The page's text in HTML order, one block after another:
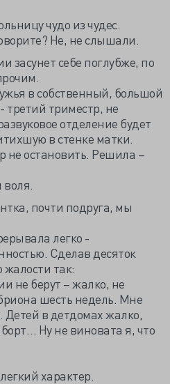
чудо из чудес.
Не, не слышали.
засунет себе поглубже, по
в собственный, большой
триместр, не
отделение будет
в стенке матки.
остановить. Решила –
почти подруга, мы
легко -
Сделав десяток
жалости так:
не берут – жалко, не
шесть недель. Мне
в детдомах жалко,
Ну не виновата я, что
характер.